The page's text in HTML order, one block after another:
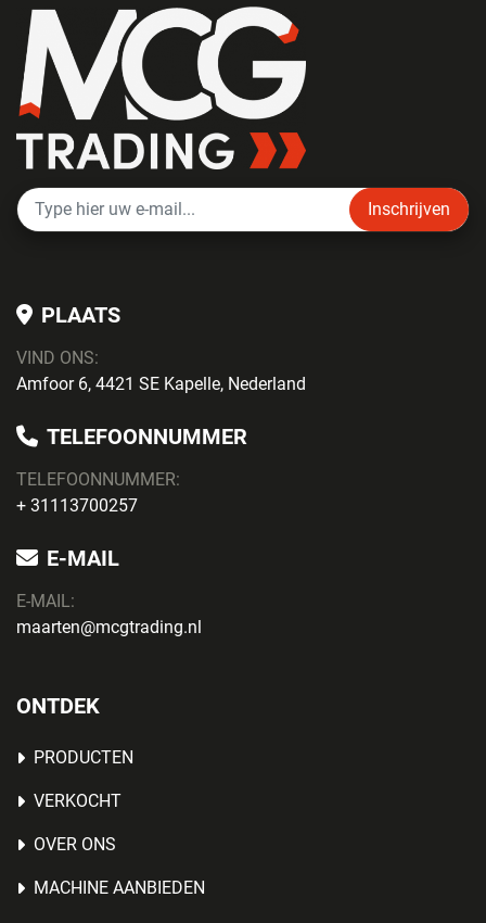
Inschrijven
PLAATS
VIND ONS:
Amfoor 6, 4421 SE Kapelle, Nederland
TELEFOONNUMMER
TELEFOONNUMMER:
+ 31113700257
E-MAIL
E-MAIL:
maarten@mcgtrading.nl
ONTDEK
PRODUCTEN
VERKOCHT
OVER ONS
MACHINE AANBIEDEN